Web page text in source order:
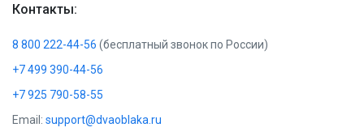
Контакты:
8 800 222-44-56 (бесплатный звонок по России)
+7 499 390-44-56
+7 925 790-58-55
Email: support@dvaoblaka.ru